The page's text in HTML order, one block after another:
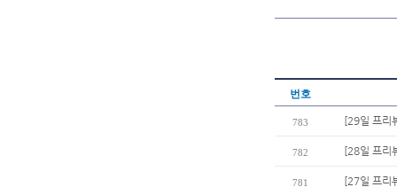
번호
783 [29일 프리
782 [28일 프리
781 [27일 프리